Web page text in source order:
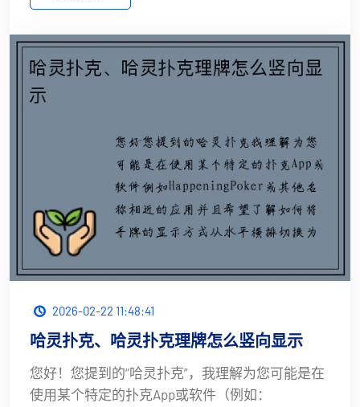
2026-02-22 11:48:41
哈灵扑克、哈灵扑克理牌怎么竖向显示
您好！您提到的“哈灵扑克”，我理解为您可能是在
使用某个特定的扑克App或软件（例如：